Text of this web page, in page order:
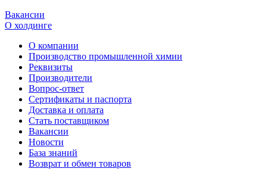
Вакансии
О холдинге
О компании
Производство промышленной химии
Реквизиты
Производители
Вопрос-ответ
Сертификаты и паспорта
Доставка и оплата
Стать поставщиком
Вакансии
Новости
База знаний
Возврат и обмен товаров